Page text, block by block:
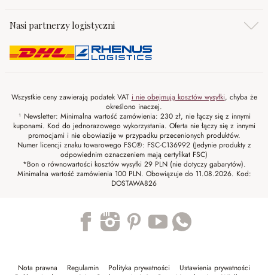
Nasi partnerzy logistyczni
Wszystkie ceny zawierają podatek VAT i nie obejmują kosztów wysyłki, chyba że
określono inaczej.
¹ Newsletter: Minimalna wartość zamówienia: 230 zł, nie łączy się z innymi
kuponami. Kod do jednorazowego wykorzystania. Oferta nie łączy się z innymi
promocjami i nie obowiazije w przypadku przecenionych produktów.
Numer licencji znaku towarowego FSC®: FSC-C136992 (Jedynie produkty z
odpowiednim oznaczeniem mają certyfikat FSC)
*Bon o równowartości kosztów wysyłki 29 PLN (nie dotyczy gabarytów).
Minimalna wartość zamówienia 100 PLN. Obowiązuje do 11.08.2026. Kod:
DOSTAWA826
Nota prawna Regulamin Polityka prywatności
Ustawienia prywatności